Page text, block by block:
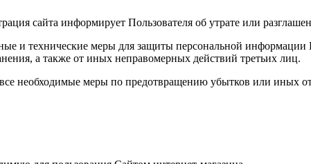
сайта информирует Пользователя об утрате или
и технические меры для защиты персональной информации
а также от иных неправомерных действий третьих лиц.
необходимые меры по предотвращению убытков или иных